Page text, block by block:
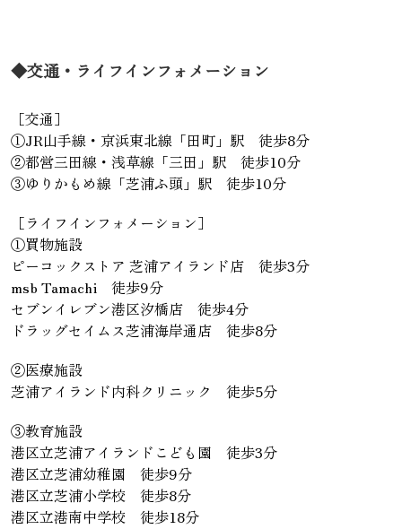
◆交通・ライフインフォメーション
［交通］
①JR山手線・京浜東北線「田町」駅 徒歩8分
②都営三田線・浅草線「三田」駅 徒歩10分
③ゆりかもめ線「芝浦ふ頭」駅 徒歩10分
［ライフインフォメーション］
①買物施設
ピーコックストア 芝浦アイランド店 徒歩3分
msb Tamachi 徒歩9分
セブンイレブン港区汐橋店 徒歩4分
ドラッグセイムス芝浦海岸通店 徒歩8分
②医療施設
芝浦アイランド内科クリニック 徒歩5分
③教育施設
港区立芝浦アイランドこども園 徒歩3分
港区立芝浦幼稚園 徒歩9分
港区立芝浦小学校 徒歩8分
港区立港南中学校 徒歩18分